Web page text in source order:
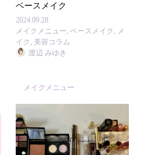
ベースメイク
2024.09.28
メイクメニュー ,ベースメイク
メ
イク
美容コラム
渡辺 みゆき
メイクメニュー